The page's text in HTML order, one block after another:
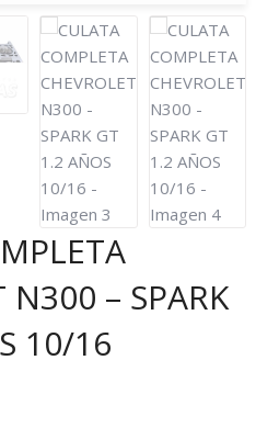
N300 – SPARK
10/16